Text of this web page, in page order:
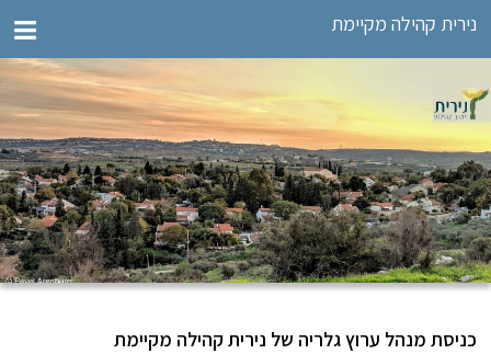
נירית קהילה מקיימת
כניסת מנהל ערוץ גלריה של נירית קהילה מקיימת